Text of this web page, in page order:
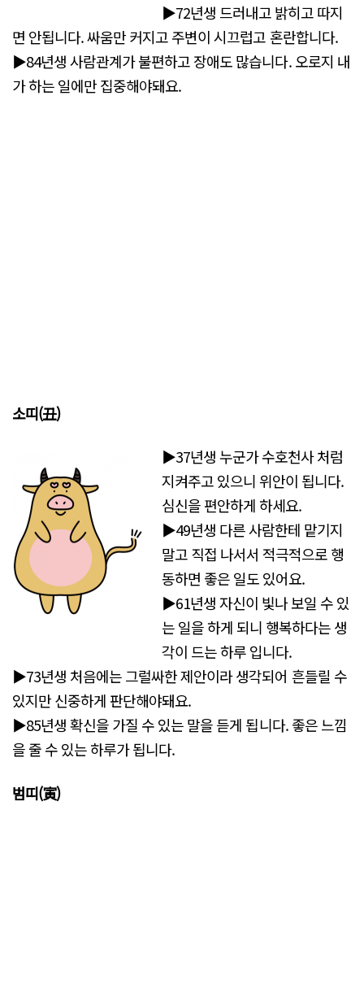
▶72년생 드러내고 밝히고 따지
면 안됩니다. 싸움만 커지고 주변이 시끄럽고 혼란합니다.
▶84년생 사람관계가 불편하고 장애도 많습니다. 오로지 내
가 하는 일에만 집중해야돼요.
소띠(丑)
▶37년생 누군가 수호천사 처럼
지켜주고 있으니 위안이 됩니다.
심신을 편안하게 하세요.
▶49년생 다른 사람한테 맡기지
말고 직접 나서서 적극적으로 행
동하면 좋은 일도 있어요.
▶61년생 자신이 빛나 보일 수 있
는 일을 하게 되니 행복하다는 생
각이 드는 하루 입니다.
▶73년생 처음에는 그럴싸한 제안이라 생각되어 흔들릴 수
있지만 신중하게 판단해야돼요.
▶85년생 확신을 가질 수 있는 말을 듣게 됩니다. 좋은 느낌
을 줄 수 있는 하루가 됩니다.
범띠(寅)